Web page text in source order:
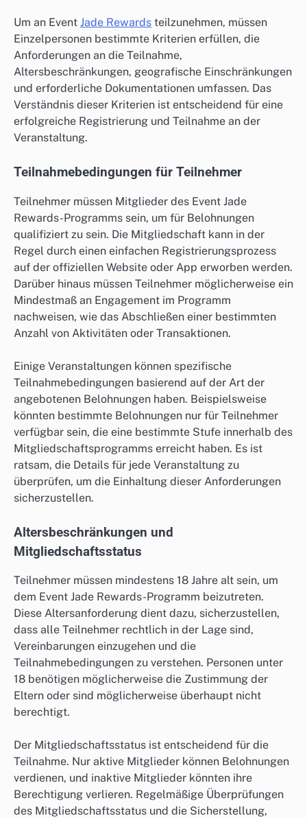
Um an Event Jade Rewards teilzunehmen, müssen
Einzelpersonen bestimmte Kriterien erfüllen, die
Anforderungen an die Teilnahme,
Altersbeschränkungen, geografische Einschränkungen
und erforderliche Dokumentationen umfassen. Das
Verständnis dieser Kriterien ist entscheidend für eine
erfolgreiche Registrierung und Teilnahme an der
Veranstaltung.
Teilnahmebedingungen für Teilnehmer
Teilnehmer müssen Mitglieder des Event Jade
Rewards-Programms sein, um für Belohnungen
qualifiziert zu sein. Die Mitgliedschaft kann in der
Regel durch einen einfachen Registrierungsprozess
auf der offiziellen Website oder App erworben werden.
Darüber hinaus müssen Teilnehmer möglicherweise ein
Mindestmaß an Engagement im Programm
nachweisen, wie das Abschließen einer bestimmten
Anzahl von Aktivitäten oder Transaktionen.
Einige Veranstaltungen können spezifische
Teilnahmebedingungen basierend auf der Art der
angebotenen Belohnungen haben. Beispielsweise
könnten bestimmte Belohnungen nur für Teilnehmer
verfügbar sein, die eine bestimmte Stufe innerhalb des
Mitgliedschaftsprogramms erreicht haben. Es ist
ratsam, die Details für jede Veranstaltung zu
überprüfen, um die Einhaltung dieser Anforderungen
sicherzustellen.
Altersbeschränkungen und
Mitgliedschaftsstatus
Teilnehmer müssen mindestens 18 Jahre alt sein, um
dem Event Jade Rewards-Programm beizutreten.
Diese Altersanforderung dient dazu, sicherzustellen,
dass alle Teilnehmer rechtlich in der Lage sind,
Vereinbarungen einzugehen und die
Teilnahmebedingungen zu verstehen. Personen unter
18 benötigen möglicherweise die Zustimmung der
Eltern oder sind möglicherweise überhaupt nicht
berechtigt.
Der Mitgliedschaftsstatus ist entscheidend für die
Teilnahme. Nur aktive Mitglieder können Belohnungen
verdienen, und inaktive Mitglieder könnten ihre
Berechtigung verlieren. Regelmäßige Überprüfungen
des Mitgliedschaftsstatus und die Sicherstellung,